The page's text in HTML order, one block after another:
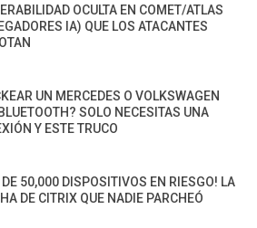
OCULTA EN COMET/ATLAS
IA) QUE LOS ATACANTES
UN MERCEDES O VOLKSWAGEN
SOLO NECESITAS UNA
Y ESTE TRUCO
DE 50,000 DISPOSITIVOS EN RIESGO! LA
DE CITRIX QUE NADIE PARCHEÓ